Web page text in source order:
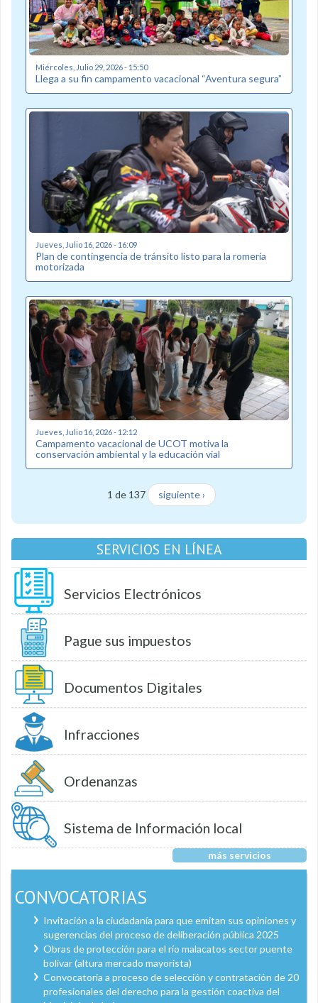
Miércoles, Julio 29, 2026 - 15:50
Llega a su fin campamento vacacional “Aventura segura”
Jueves, Julio 16, 2026 - 16:09
Plan de contingencia de tránsito listo para la romería
motorizada
Jueves, Julio 16, 2026 - 12:12
Campamento vacacional de UCOT motiva la
conservación ambiental y la educación vial
1 de 137 siguiente ›
SERVICIOS EN LÍNEA
Servicios Electrónicos
Pague sus impuestos
Documentos Digitales
Infracciones
Ordenanzas
Sistema de Información local
más servicios
CONVOCATORIAS
Invitación a la ciudadanía para que emitan sus opiniones y
sugerencias del proceso de deliberación pública 2025
Obras de protección para el río malacatos sector puente
bolívar (altura mercado mayorista)
Convocatoria a proceso de selección y contratación de 20
profesionales del derecho para la gestión coactiva del